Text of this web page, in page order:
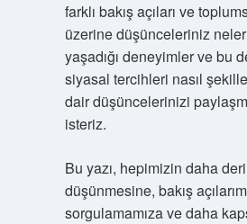
farklı bakış açıları ve
üzerine düşünceleriniz
yaşadığı deneyimler ve bu
siyasal tercihleri nasıl
dair düşüncelerinizi
isteriz.
Bu yazı, hepimizin daha
düşünmesine, bakış
sorgulamamıza ve daha